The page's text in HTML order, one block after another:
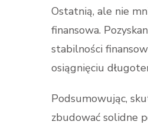
Ostatnią, ale nie
finansowa.
stabilności
osiągnięciu
Podsumowując,
zbudować solidne